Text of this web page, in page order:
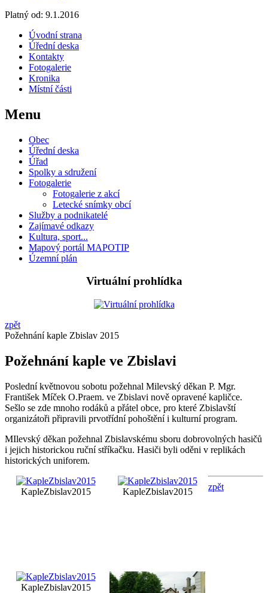
Platný od: 9.1.2016
Úvodní strana
Úřední deska
Kontakty
Fotogalerie
Kronika
Místní části
Menu
Obec
Úřední deska
Úřad
Spolky a sdružení
Fotogalerie
Fotogalerie z akcí
Letecké snímky obcí
Služby a podnikatelé
Zajímavé odkazy
Kultura, sport...
Mapový portál MAPOTIP
Územní plán
Virtuální prohlídka
zpět
Požehnání kaple Zbislav 2015
Požehnání kaple ve Zbislavi
Poslední květnovou sobotu požehnal Milevský děkan P. Mgr.
František Míček O.Praem. ve Zbislavi nově opravené kapličce.
Sešlo se zde mnoho rodáků a přátel obce, pro které Zbislavští
organizátoři připravili prvotřídní pohoštění i kulturní program.
MIlevský děkan požehnal Zbislavskému sboru dobrovolných hasičů
i jejich historickou ruční stříkačku. Hasiči byli oděni v replikách
historických uniforem.
KapleZbislav2015 KapleZbislav2015
KapleZbislav2015
zpět